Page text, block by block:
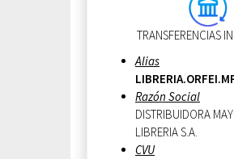
TRANSFERENCIAS
Alias
Razón Social
DISTRIBUIDORA
LIBRERIA S.A.
CVU